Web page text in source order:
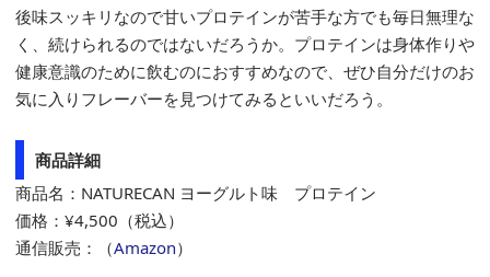
後味スッキリなので甘いプロテインが苦手な方でも毎日無理な
く、続けられるのではないだろうか。プロテインは身体作りや
健康意識のために飲むのにおすすめなので、ぜひ自分だけのお
気に入りフレーバーを見つけてみるといいだろう。
商品詳細
商品名：NATURECAN ヨーグルト味 プロテイン
価格：¥4,500（税込）
通信販売：（Amazon）